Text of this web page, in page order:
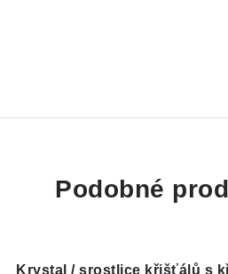
Podobné
Krystal / srostlice křišťálů s